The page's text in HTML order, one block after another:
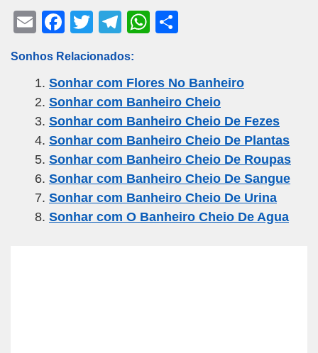
E
ail
F
a
c
e
b
o
o
k
T
tt
er
T
e
gr
a
m
W
s
A
p
p
e
Sonhos Relacionados:
Sonhar com Flores No Banheiro
Sonhar com Banheiro Cheio
Sonhar com Banheiro Cheio De Fezes
Sonhar com Banheiro Cheio De Plantas
Sonhar com Banheiro Cheio De Roupas
Sonhar com Banheiro Cheio De Sangue
Sonhar com Banheiro Cheio De Urina
Sonhar com O Banheiro Cheio De Agua